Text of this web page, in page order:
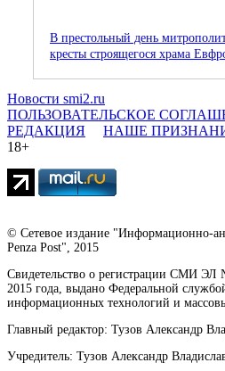
В престольный день
кресты строящегося храма
Новости smi2.ru
ПОЛЬЗОВАТЕЛЬСКОЕ
РЕДАКЦИЯ
НАШЕ
18+
© Сетевое издание "Информационно-
Penza Post", 2015
Свидетельство о регистрации СМИ ЭЛ
2015 года, выдано Федеральной
информационных технологий и
Главный редактор: Тузов Александр
Учредитель: Тузов Александр